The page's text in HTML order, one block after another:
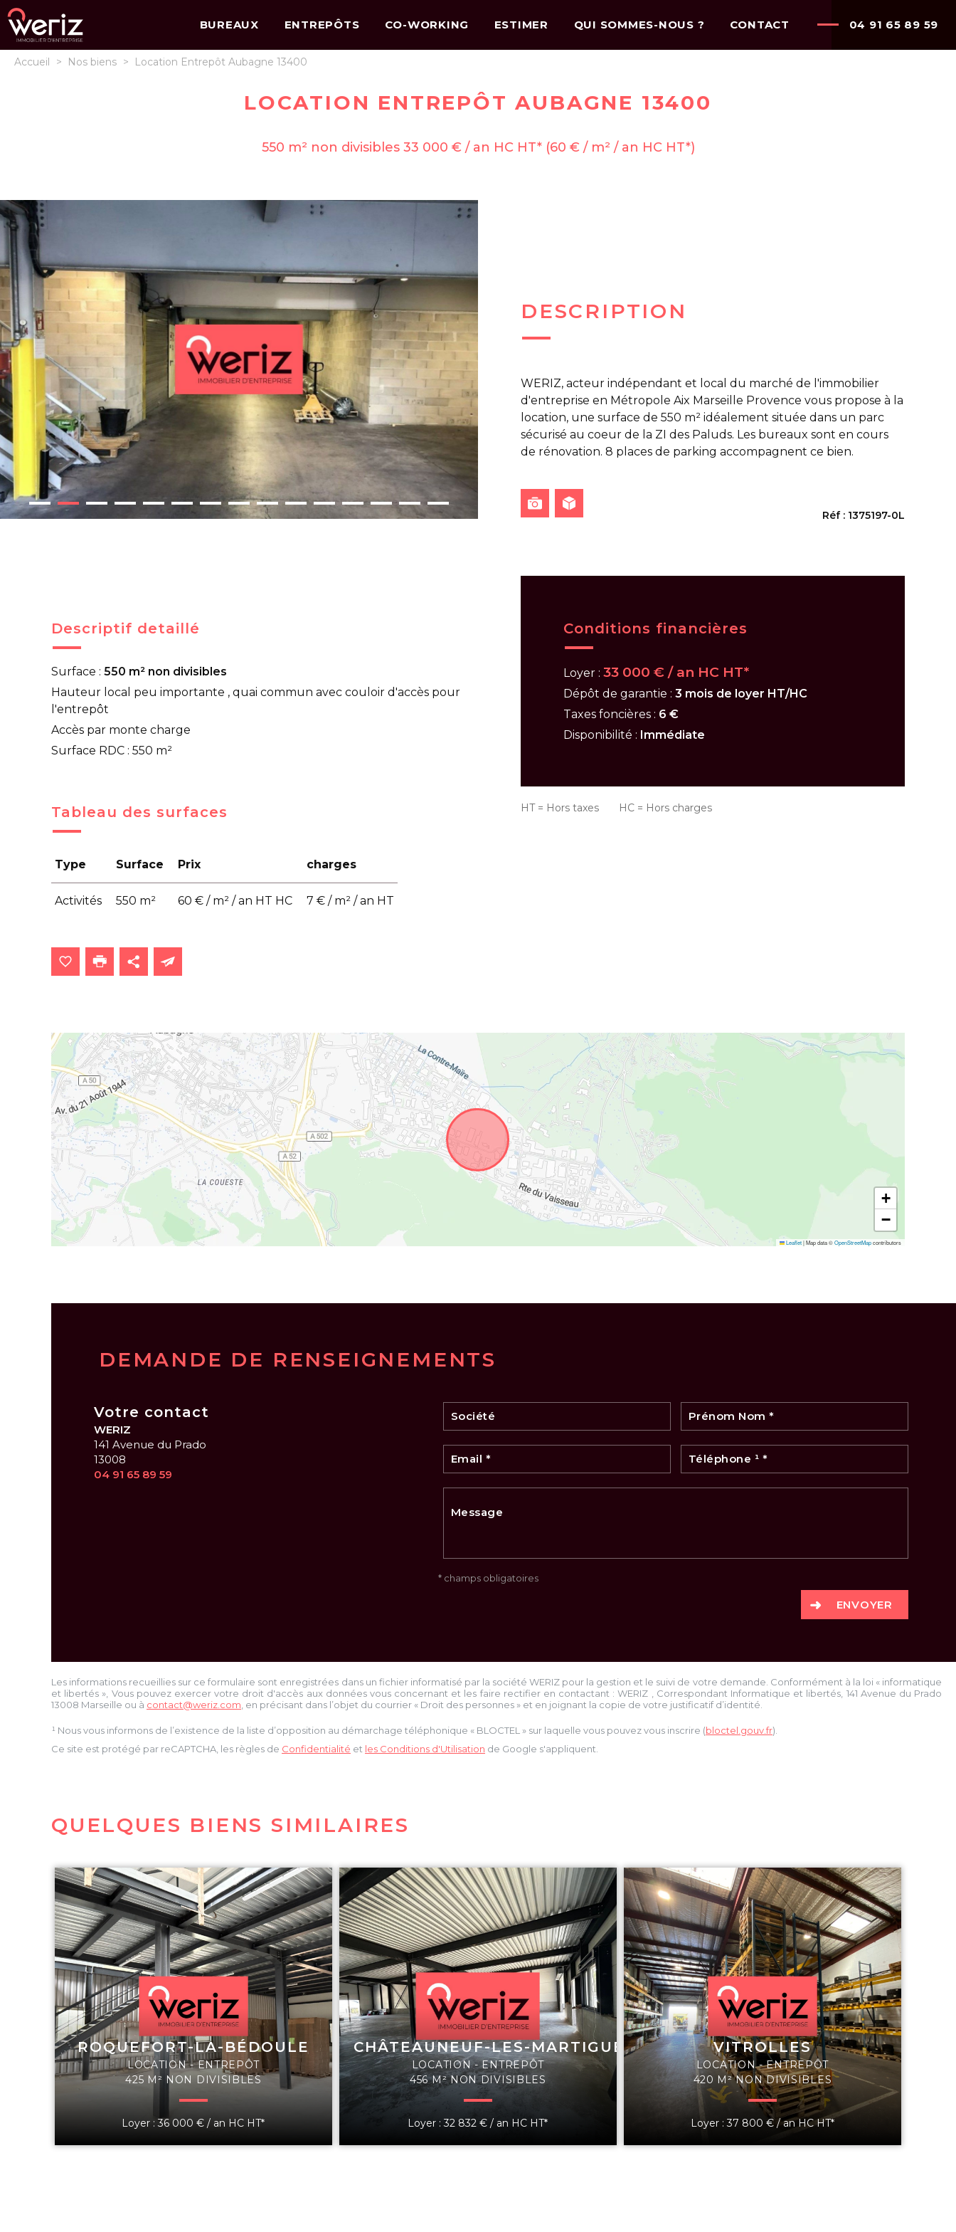
BUREAUX ENTREPÔTS CO-WORKING ESTIMER QUI SOMMES-NOUS ? CONTACT 04 91 65 89 59
Accueil > Nos biens > Location Entrepôt Aubagne 13400
LOCATION ENTREPÔT AUBAGNE 13400
550 m² non divisibles 33 000 € / an HC HT* (60 € / m² / an HC HT*)
DESCRIPTION
WERIZ, acteur indépendant et local du marché de l'immobilier
d'entreprise en Métropole Aix Marseille Provence vous propose à la
location, une surface de 550 m² idéalement située dans un parc
sécurisé au coeur de la ZI des Paluds. Les bureaux sont en cours
de rénovation. 8 places de parking accompagnent ce bien.
Réf : 1375197-0L
Descriptif detaillé
Surface : 550 m² non divisibles
Hauteur local peu importante , quai commun avec couloir d'accès pour
l'entrepôt
Accès par monte charge
Surface RDC : 550 m²
Conditions financières
Loyer : 33 000 € / an HC HT*
Dépôt de garantie : 3 mois de loyer HT/HC
Taxes foncières : 6 €
Disponibilité : Immédiate
HT = Hors taxes HC = Hors charges
Tableau des surfaces
Type Surface Prix charges
Activités 550 m² 60 € / m² / an HT HC 7 € / m² / an HT
+
−
Leaflet|Map data ©OpenStreetMapcontributors
DEMANDE DE RENSEIGNEMENTS
Votre contact
WERIZ
141 Avenue du Prado
13008
04 91 65 89 59
* champs obligatoires
ENVOYER
Les informations recueillies sur ce formulaire sont enregistrées dans un fichier informatisé par la société WERIZ pour la gestion et le suivi de votre demande. Conformément à la loi « informatique
et libertés », Vous pouvez exercer votre droit d'accès aux données vous concernant et les faire rectifier en contactant :WERIZ , Correspondant Informatique et libertés, 141 Avenue du Prado
13008 Marseille ou à contact@weriz.com , en précisant dans l’objet du courrier « Droit des personnes » et en joignant la copie de votre justificatif d’identité.
¹ Nous vous informons de l’existence de la liste d’opposition au démarchage téléphonique « BLOCTEL » sur laquelle vous pouvez vous inscrire (bloctel.gouv.fr).
Ce site est protégé par reCAPTCHA, les règles de Confidentialité et les Conditions d'Utilisation de Google s'appliquent.
QUELQUES BIENS SIMILAIRES
ROQUEFORT-LA-BÉDOULE
LOCATION - ENTREPÔT
425 M² NON DIVISIBLES
Loyer : 36 000 € / an HC HT*
CHÂTEAUNEUF-LES-MARTIGUES
LOCATION - ENTREPÔT
456 M² NON DIVISIBLES
Loyer : 32 832 € / an HC HT*
VITROLLES
LOCATION - ENTREPÔT
420 M² NON DIVISIBLES
Loyer : 37 800 € / an HC HT*